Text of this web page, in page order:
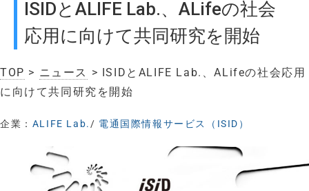
ISIDとALIFE Lab.、ALifeの社会
応用に向けて共同研究を開始
TOP > ニュース > ISIDとALIFE Lab.、ALifeの社会応用
に向けて共同研究を開始
企業： ALIFE Lab./ 電通国際情報サービス（ISID）